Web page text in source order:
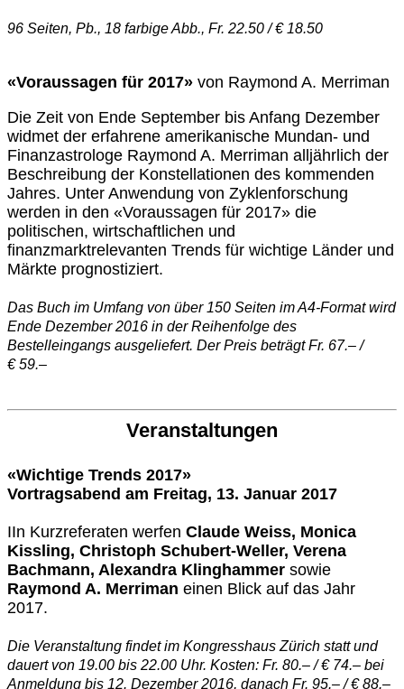
96 Seiten, Pb., 18 farbige Abb., Fr. 22.50 / € 18.50
«Voraussagen für 2017» von Raymond A. Merriman
Die Zeit von Ende September bis Anfang Dezember
widmet der erfahrene amerikanische Mundan- und
Finanzastrologe Raymond A. Merriman alljährlich der
Beschreibung der Konstellationen des kommenden
Jahres. Unter Anwendung von Zyklenforschung
werden in den «Voraussagen für 2017» die
politischen, wirtschaftlichen und
finanzmarktrelevanten Trends für wichtige Länder und
Märkte prognostiziert.
Das Buch im Umfang von über 150 Seiten im A4-Format wird
Ende Dezember 2016 in der Reihenfolge des
Bestelleingangs ausgeliefert. Der Preis beträgt Fr. 67.– /
€ 59.–
Veranstaltungen
«Wichtige Trends 2017»
Vortragsabend am Freitag, 13. Januar 2017
IIn Kurzreferaten werfen Claude Weiss, Monica
Kissling, Christoph Schubert-Weller, Verena
Bachmann, Alexandra Klinghammer sowie
Raymond A. Merriman einen Blick auf das Jahr
2017.
Die Veranstaltung findet im Kongresshaus Zürich statt und
dauert von 19.00 bis 22.00 Uhr. Kosten: Fr. 80.– / € 74.– bei
Anmeldung bis 12. Dezember 2016, danach Fr. 95.– / € 88.–